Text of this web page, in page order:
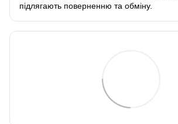
підлягають поверненню та обміну.